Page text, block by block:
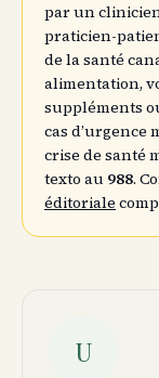
par un
praticien-
de la santé
alimentation,
suppléments
cas d’urgence
crise de santé
texto au 988.
éditoriale
U